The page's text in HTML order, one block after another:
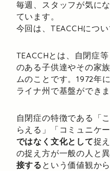
毎週、スタッフが気に
ています。
今回は、TEACCHにつ
TEACCHとは、自閉症
のある子供達やその家
ムのことです。1972年
ライナ州で基盤ができま
自閉症の特徴である「
らえる」「コミュニケ
ではなく文化として捉
の捉え方が一般の人と
接する という価値観か